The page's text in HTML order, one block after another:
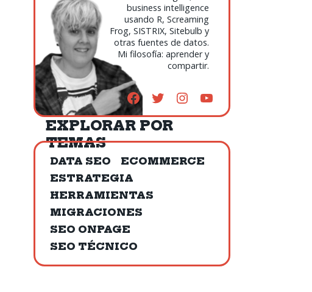
business intelligence
usando R, Screaming
Frog, SISTRIX, Sitebulb y
otras fuentes de datos.
Mi filosofía: aprender y
compartir.
EXPLORAR POR
TEMAS
DATA SEO
ECOMMERCE
ESTRATEGIA
HERRAMIENTAS
MIGRACIONES
SEO ONPAGE
SEO TÉCNICO